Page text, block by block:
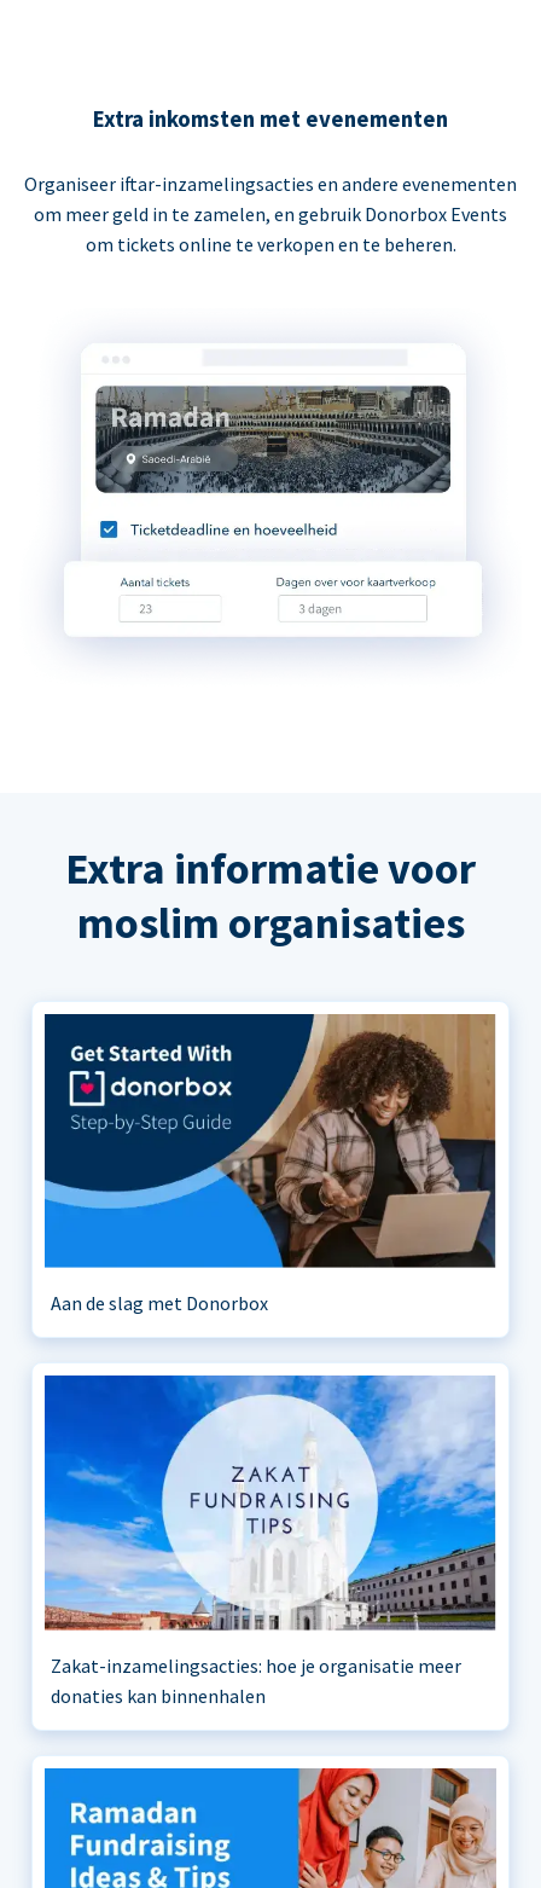
Extra inkomsten met evenementen
Organiseer iftar-inzamelingsacties en andere evenementen
om meer geld in te zamelen, en gebruik Donorbox Events
om tickets online te verkopen en te beheren.
Extra informatie voor
moslim organisaties
Aan de slag met Donorbox
Zakat-inzamelingsacties: hoe je organisatie meer
donaties kan binnenhalen